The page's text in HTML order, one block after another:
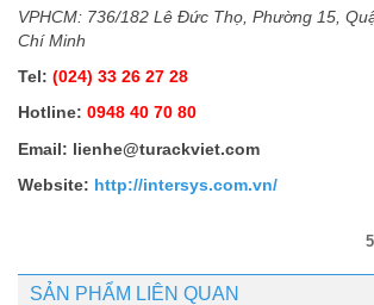
VPHCM: 736/182 Lê Đức Thọ, Phường 15,
Chí Minh
Tel: (024) 33 26 27 28
Hotline: 0948 40 70 80
Email: lienhe@turackviet.com
Website: http://intersys.com.vn/
5
SẢN PHẨM LIÊN QUAN